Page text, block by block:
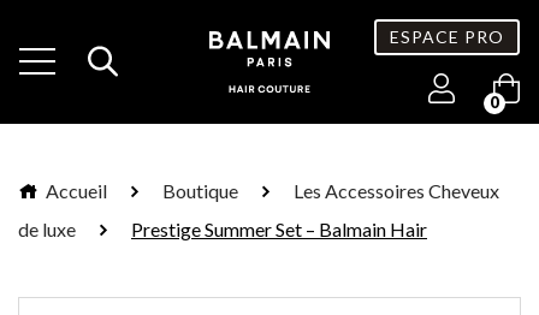
ESPACE PRO
0
Accueil Boutique
Les Accessoires Cheveux
de luxe
Prestige Summer Set – Balmain Hair